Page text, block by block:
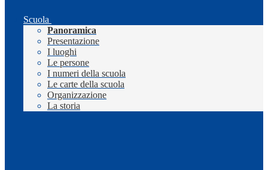
Scuola
Panoramica
Presentazione
I luoghi
Le persone
I numeri della scuola
Le carte della scuola
Organizzazione
La storia